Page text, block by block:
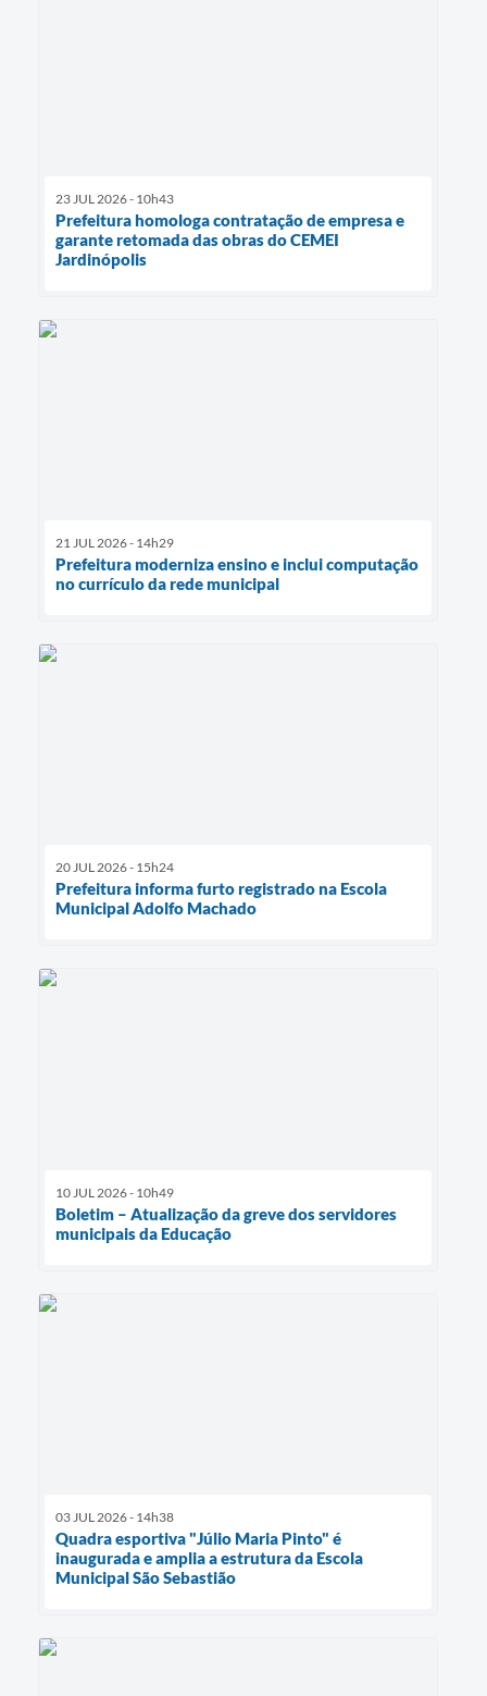
23 JUL 2026 - 10h43
Prefeitura homologa contratação de empresa e
garante retomada das obras do CEMEI
Jardinópolis
21 JUL 2026 - 14h29
Prefeitura moderniza ensino e inclui computação
no currículo da rede municipal
20 JUL 2026 - 15h24
Prefeitura informa furto registrado na Escola
Municipal Adolfo Machado
10 JUL 2026 - 10h49
Boletim – Atualização da greve dos servidores
municipais da Educação
03 JUL 2026 - 14h38
Quadra esportiva "Júlio Maria Pinto" é
inaugurada e amplia a estrutura da Escola
Municipal São Sebastião